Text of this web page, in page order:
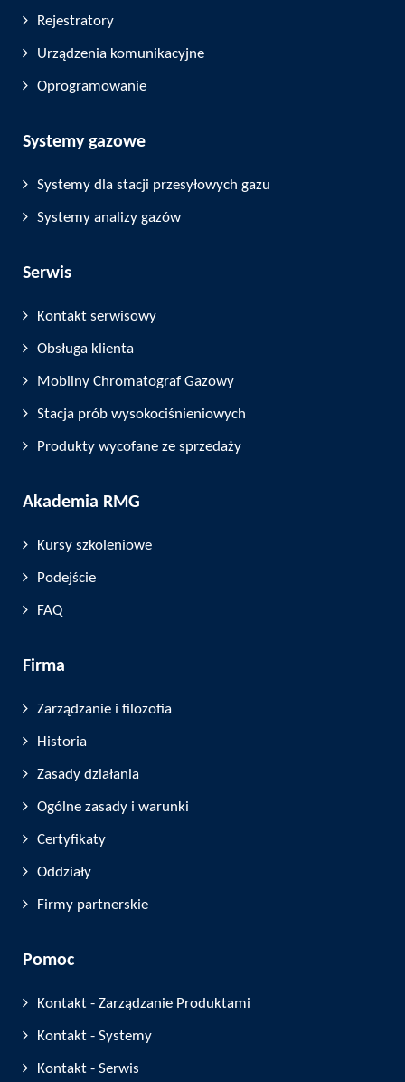
Rejestratory
Urządzenia komunikacyjne
Oprogramowanie
Systemy gazowe
Systemy dla stacji przesyłowych gazu
Systemy analizy gazów
Serwis
Kontakt serwisowy
Obsługa klienta
Mobilny Chromatograf Gazowy
Stacja prób wysokociśnieniowych
Produkty wycofane ze sprzedaży
Akademia RMG
Kursy szkoleniowe
Podejście
FAQ
Firma
Zarządzanie i filozofia
Historia
Zasady działania
Ogólne zasady i warunki
Certyfikaty
Oddziały
Firmy partnerskie
Pomoc
Kontakt - Zarządzanie Produktami
Kontakt - Systemy
Kontakt - Serwis